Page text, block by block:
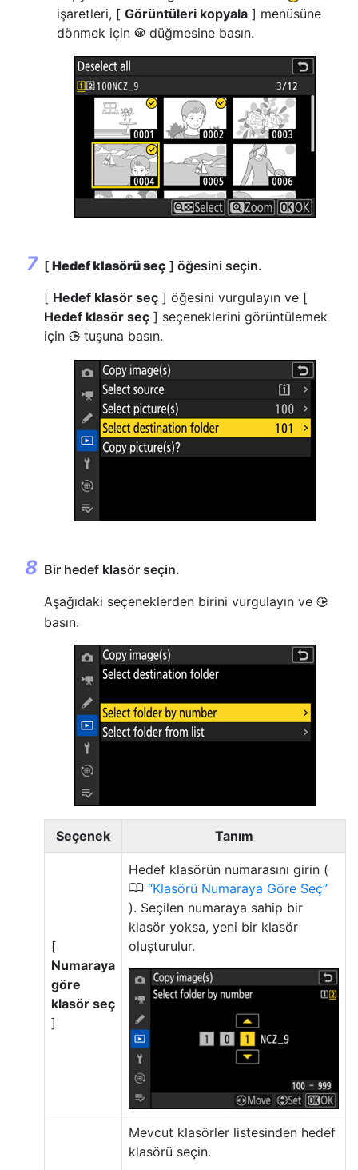
işaretleri, [ Görüntüleri kopyala ] menüsüne
dönmek için J düğmesine basın.
[ Hedef klasörü seç ] öğesini seçin.
[ Hedef klasör seç ] öğesini vurgulayın ve [
Hedef klasör seç ] seçeneklerini görüntülemek
için 2 tuşuna basın.
Bir hedef klasör seçin.
Aşağıdaki seçeneklerden birini vurgulayın ve 2
basın.
Seçenek Tanım
[
Numaraya
göre
klasör seç
]
Hedef klasörün numarasını girin (
0 Klasörü Numaraya Göre Seç
). Seçilen numaraya sahip bir
klasör yoksa, yeni bir klasör
oluşturulur.
Mevcut klasörler listesinden hedef
klasörü seçin.